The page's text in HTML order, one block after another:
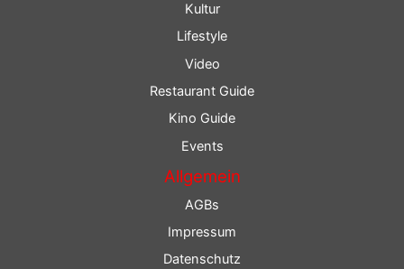
Kultur
Lifestyle
Video
Restaurant Guide
Kino Guide
Events
Allgemein
AGBs
Impressum
Datenschutz